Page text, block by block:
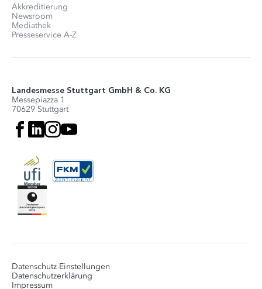
Akkreditierung
Newsroom
Mediathek
Presseservice A-Z
Landesmesse Stuttgart GmbH & Co. KG
Messepiazza 1
70629 Stuttgart
Datenschutz-Einstellungen
Datenschutzerklärung
Impressum